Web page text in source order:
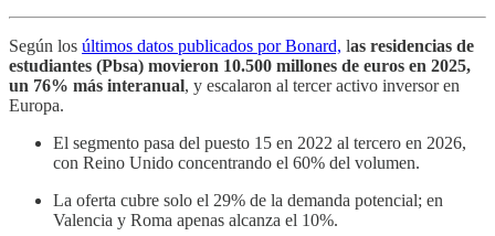
Según los últimos datos publicados por Bonard, las residencias de
estudiantes (Pbsa) movieron 10.500 millones de euros en 2025,
un 76% más interanual, y escalaron al tercer activo inversor en
Europa.
El segmento pasa del puesto 15 en 2022 al tercero en 2026,
con Reino Unido concentrando el 60% del volumen.
La oferta cubre solo el 29% de la demanda potencial; en
Valencia y Roma apenas alcanza el 10%.